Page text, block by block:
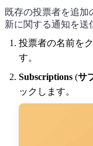
既存の投票者を追加
新に関する通知を送
投票者の名前を
す。
Subscriptions (サ
ックします。